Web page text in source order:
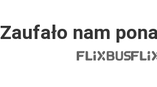
Zaufało nam